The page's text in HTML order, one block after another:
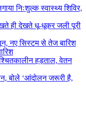
निःशुल्क स्वास्थ्य शिविर,
ही देखते धू-धूकर जली पूरी
नए सिस्टम से तेज बारिश
हड़ताल, वेतन
बोले ‘आंदोलन जरूरी है,